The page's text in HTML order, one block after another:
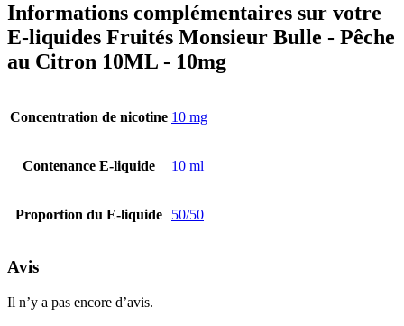
Informations complémentaires sur votre
E-liquides Fruités Monsieur Bulle - Pêche
au Citron 10ML - 10mg
Concentration de nicotine 10 mg
Contenance E-liquide 10 ml
Proportion du E-liquide 50/50
Avis
Il n’y a pas encore d’avis.